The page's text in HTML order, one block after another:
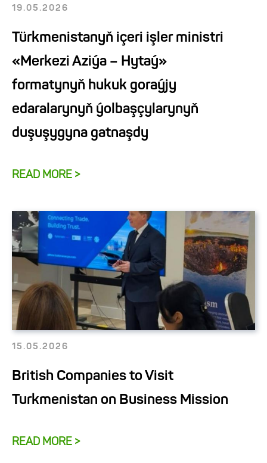
19.05.2026
Türkmenistanyň içeri işler ministri
«Merkezi Aziýa – Hytaý»
formatynyň hukuk goraýjy
edaralarynyň ýolbaşçylarynyň
duşuşygyna gatnaşdy
READ MORE >
15.05.2026
British Companies to Visit
Turkmenistan on Business Mission
READ MORE >